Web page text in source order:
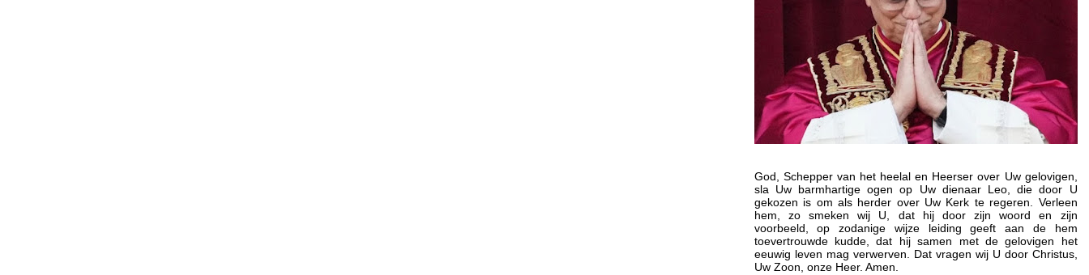
God, Schepper van het heelal en Heerser over Uw gelovigen,
sla Uw barmhartige ogen op Uw dienaar Leo, die door U
gekozen is om als herder over Uw Kerk te regeren. Verleen
hem, zo smeken wij U, dat hij door zijn woord en zijn
voorbeeld, op zodanige wijze leiding geeft aan de hem
toevertrouwde kudde, dat hij samen met de gelovigen het
eeuwig leven mag verwerven. Dat vragen wij U door Christus,
Uw Zoon, onze Heer. Amen.